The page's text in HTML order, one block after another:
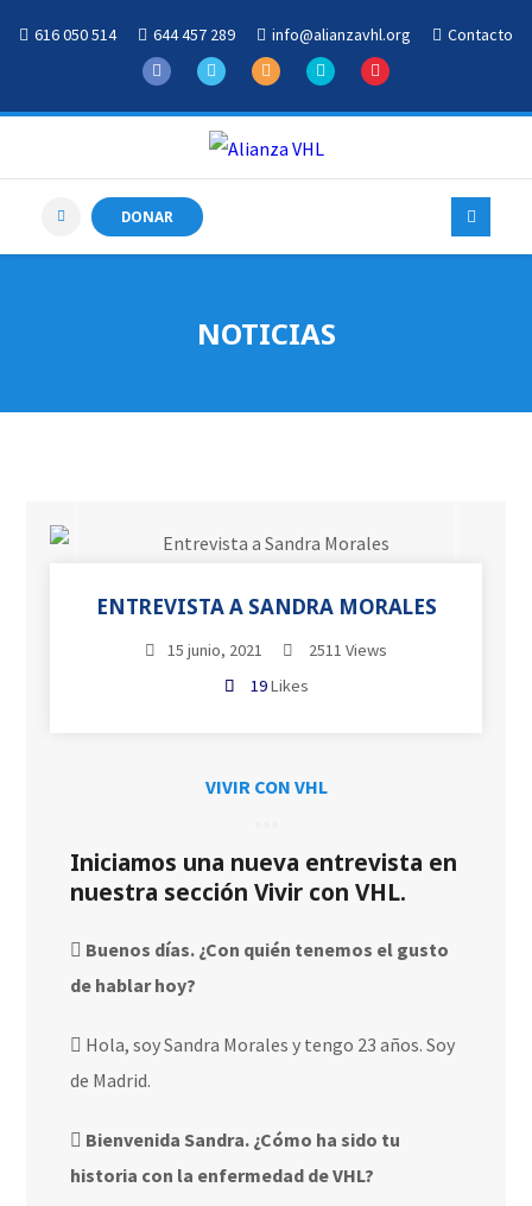
616 050 514 644 457 289 info@alianzavhl.org Contacto
DONAR
NOTICIAS
ENTREVISTA A SANDRA MORALES
15 junio, 2021
2511 Views
19Likes
VIVIR CON VHL
Iniciamos una nueva entrevista en
nuestra sección Vivir con VHL.
Buenos días. ¿Con quién tenemos el gusto
de hablar hoy?
Hola, soy Sandra Morales y tengo 23 años. Soy
de Madrid.
Bienvenida Sandra. ¿Cómo ha sido tu
historia con la enfermedad de VHL?